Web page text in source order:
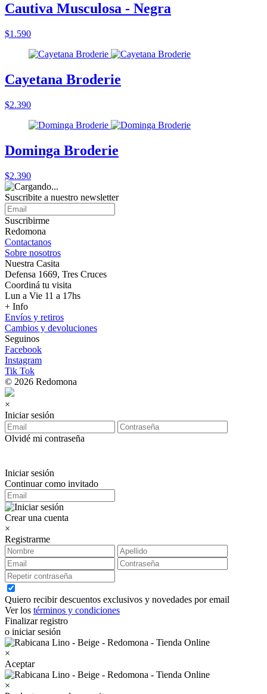
Cautiva Musculosa - Negra
$1.590
Cayetana Broderie
$2.390
Dominga Broderie
$2.390
Suscribite a nuestro newsletter
Suscribirme
Redomona
Contactanos
Sobre nosotros
Nuestra Casita
Defensa 1669, Tres Cruces
Coordiná tu visita
Lun a Vie 11 a 17hs
+ Info
Envíos y retiros
Cambios y devoluciones
Seguinos
Facebook
Instagram
Tik Tok
© 2026 Redomona
×
Iniciar sesión
Olvidé mi contraseña
Iniciar sesión
Continuar como invitado
Crear una cuenta
×
Registrarme
Quiero recibir descuentos exclusivos y novedades por email
Ver los términos y condiciones
Finalizar registro
o iniciar sesión
×
Aceptar
×